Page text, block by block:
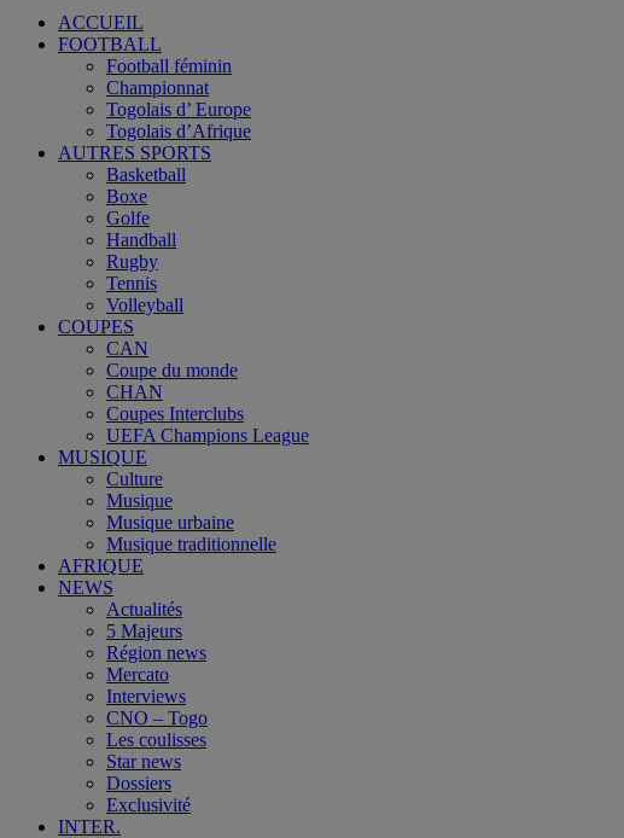
ACCUEIL
FOOTBALL
Football féminin
Championnat
Togolais d’ Europe
Togolais d’Afrique
AUTRES SPORTS
Basketball
Boxe
Golfe
Handball
Rugby
Tennis
Volleyball
COUPES
CAN
Coupe du monde
CHAN
Coupes Interclubs
UEFA Champions League
MUSIQUE
Culture
Musique
Musique urbaine
Musique traditionnelle
AFRIQUE
NEWS
Actualités
5 Majeurs
Région news
Mercato
Interviews
CNO – Togo
Les coulisses
Star news
Dossiers
Exclusivité
INTER.